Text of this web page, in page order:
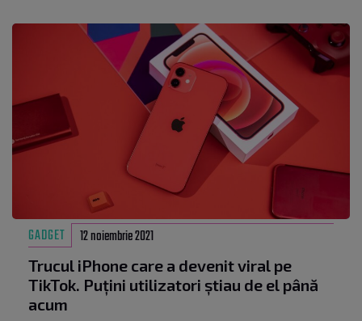
GADGET 12 noiembrie 2021
Trucul iPhone care a devenit viral pe
TikTok. Puțini utilizatori știau de el până
acum